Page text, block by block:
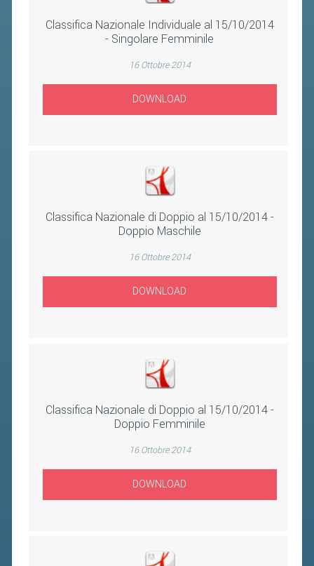
Classifica Nazionale Individuale al 15/10/2014
- Singolare Femminile
16 Ottobre 2014
DOWNLOAD
Classifica Nazionale di Doppio al 15/10/2014 -
Doppio Maschile
16 Ottobre 2014
DOWNLOAD
Classifica Nazionale di Doppio al 15/10/2014 -
Doppio Femminile
16 Ottobre 2014
DOWNLOAD